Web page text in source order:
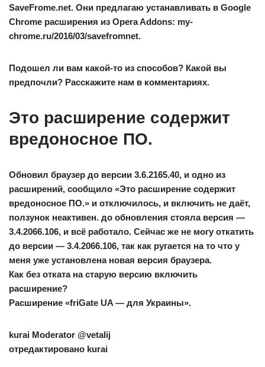
SaveFrome.net. Они предлагаю устанавливать в Google
Chrome расширения из Opera Addons: my-
chrome.ru/2016/03/savefromnet.
Подошел ли вам какой-то из способов? Какой вы
предпочли? Расскажите нам в комментариях.
Это расширение содержит
вредоносное ПО.
Обновил браузер до версии 3.6.2165.40, и одно из
расширений, сообщило «Это расширение содержит
вредоносное ПО.» и отключилось, и включить не даёт,
ползунок неактивен. до обновления стояла версия —
3.4.2066.106, и всё работало. Сейчас же не могу откатить
до версии — 3.4.2066.106, так как ругается на то что у
меня уже установлена новая версия браузера.
Как без отката на старую версию включить
расширение?
Расширение «friGate UA — для Украины».
kurai Moderator @vetalij
отредактировано kurai